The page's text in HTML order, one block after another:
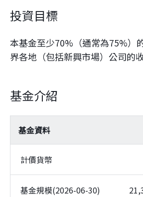
投資目標
本基金至少70%（通常為75%）
界各地（包括新興市場）公司的
基金介紹
基金資料
計價貨幣
基金規模(2026-06-30)